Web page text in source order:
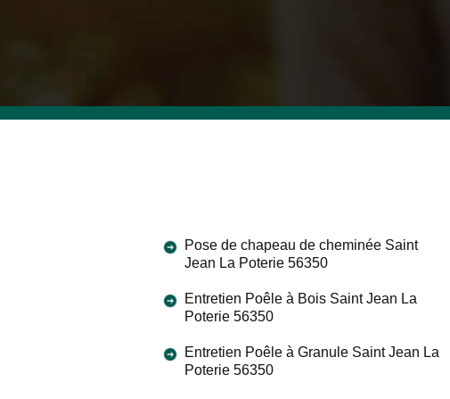
Pose de chapeau de cheminée Saint
Jean La Poterie 56350
Entretien Poêle à Bois Saint Jean La
Poterie 56350
Entretien Poêle à Granule Saint Jean La
Poterie 56350